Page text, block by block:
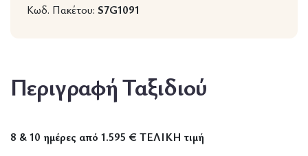
Κωδ. Πακέτου: S7G1091
Περιγραφή Ταξιδιού
8 & 10 ημέρες από 1.595 € ΤΕΛΙΚΗ τιμή